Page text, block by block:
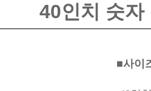
40인치 숫자
■사이